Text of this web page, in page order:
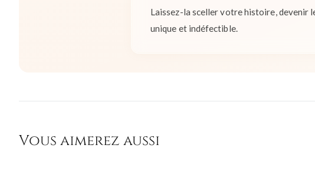
Laissez-la sceller votre histoire, devenir
unique et indéfectible.
Vous aimerez aussi